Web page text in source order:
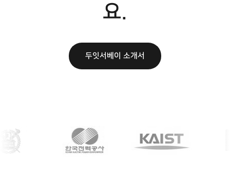
요.
두잇서베이 소개서